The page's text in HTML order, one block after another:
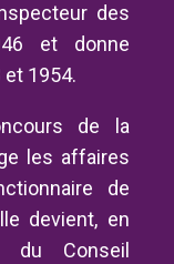
des
et donne
et 1954.
de la
les affaires
de
devient, en
du Conseil